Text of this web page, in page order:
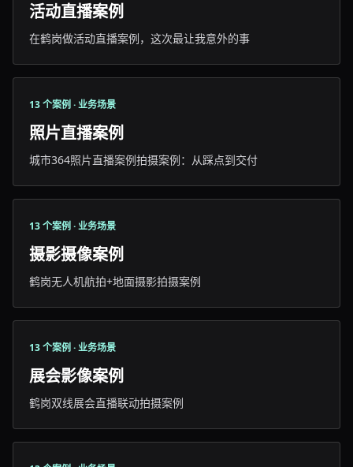
活动直播案例
在鹤岗做活动直播案例，这次最让我意外的事
13 个案例 · 业务场景
照片直播案例
城市364照片直播案例拍摄案例：从踩点到交付
13 个案例 · 业务场景
摄影摄像案例
鹤岗无人机航拍+地面摄影拍摄案例
13 个案例 · 业务场景
展会影像案例
鹤岗双线展会直播联动拍摄案例